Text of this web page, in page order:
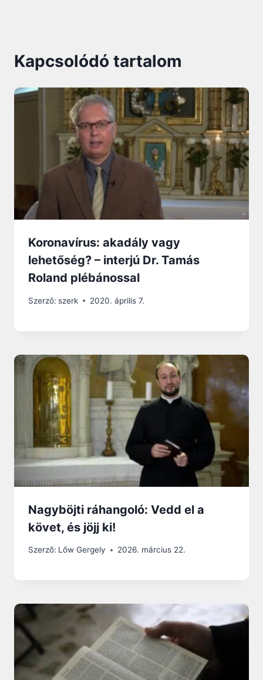
Kapcsolódó tartalom
Koronavírus: akadály vagy
lehetőség? – interjú Dr. Tamás
Roland plébánossal
Szerző: szerk 2020. április 7.
Nagyböjti ráhangoló: Vedd el a
követ, és jöjj ki!
Szerző: Lőw Gergely 2026. március 22.